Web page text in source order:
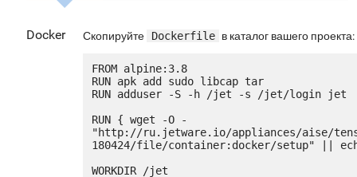
Docker Скопируйте Dockerfile в каталог вашего проекта:
FROM alpine:3.8
RUN apk add sudo libcap tar
RUN adduser -S -h /jet -s /jet/login jet
RUN { wget -O -
"http://ru.jetware.io/appliances/aise/
180424/file/container:docker/setup" ||
WORKDIR /jet